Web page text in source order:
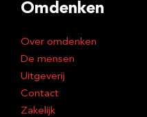
Omdenken
Over omdenken
De mensen
Uitgeverij
Contact
Zakelijk